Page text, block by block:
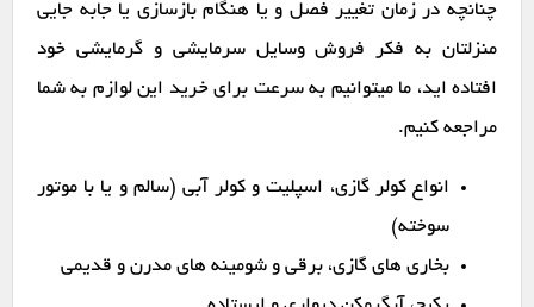
چنانچه در زمان تغییر فصل و یا هنگام بازسازی یا جابه جایی
منزلتان به فکر فروش وسایل سرمایشی و گرمایشی خود
افتاده اید، ما میتوانیم به سرعت برای خرید این لوازم به شما
مراجعه کنیم.
انواع کولر گازی، اسپلیت و کولر آبی (سالم و یا با موتور
سوخته)
بخاری های گازی، برقی و شومینه های مدرن و قدیمی